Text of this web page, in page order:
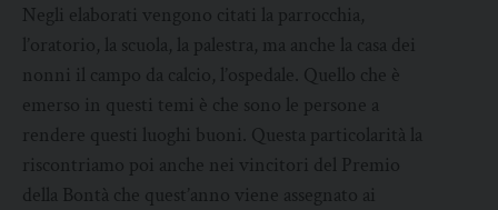
Negli elaborati vengono citati la parrocchia,
l’oratorio, la scuola, la palestra, ma anche la casa dei
nonni il campo da calcio, l’ospedale. Quello che è
emerso in questi temi è che sono le persone a
rendere questi luoghi buoni. Questa particolarità la
riscontriamo poi anche nei vincitori del Premio
della Bontà che quest’anno viene assegnato ai